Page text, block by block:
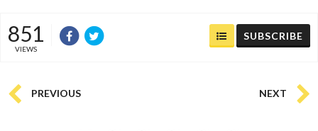
851
VIEWS
SUBSCRIBE
PREVIOUS NEXT